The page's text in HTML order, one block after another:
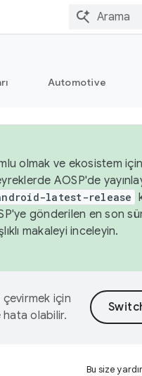
Automotive
olmak ve ekosistem
AOSP'de
latest-release
gönderilen en son
makaleyi inceleyin.
için
hata olabilir.
Bu size